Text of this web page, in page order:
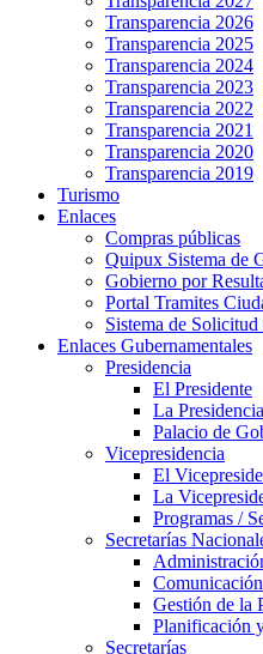
Transparencia 2026
Transparencia 2025
Transparencia 2024
Transparencia 2023
Transparencia 2022
Transparencia 2021
Transparencia 2020
Transparencia 2019
Turismo
Enlaces
Compras públicas
Quipux Sistema de
Gobierno por
Portal Tramites
Sistema de
Enlaces Gubernamentales
Presidencia
El Presidente
La Presidencia
Palacio de
Vicepresidencia
El
La
Programas /
Secretarías
Comunicación
Gestión de la
Planificación
Secretarías